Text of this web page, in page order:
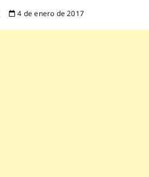
4 de enero de 2017